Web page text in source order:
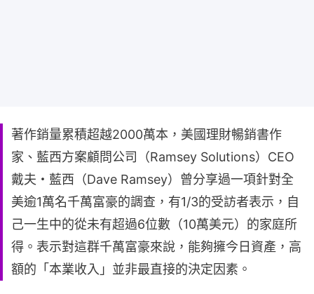
著作銷量累積超越2000萬本，美國理財暢銷書作
家、藍西方案顧問公司（Ramsey Solutions）CEO
戴夫・藍西（Dave Ramsey）曾分享過一項針對全
美逾1萬名千萬富豪的調查，有1/3的受訪者表示，自
己一生中的從未有超過6位數（10萬美元）的家庭所
得。表示對這群千萬富豪來說，能夠擁今日資產，高
額的「本業收入」並非最直接的決定因素。